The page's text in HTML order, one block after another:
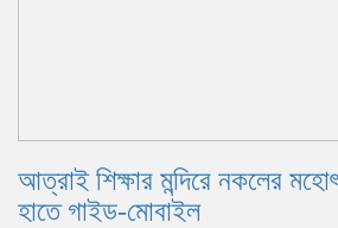
আত্রাই শিক্ষার মন্দিরে নকলের
হাতে গাইড-মোবাইল